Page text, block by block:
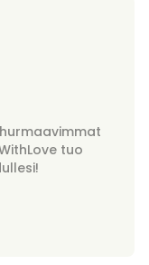
tuo